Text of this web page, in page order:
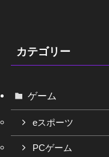
カテゴリー
ゲーム
eスポーツ
PCゲーム